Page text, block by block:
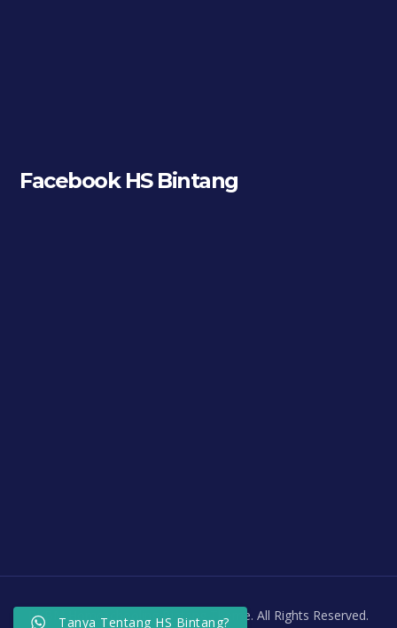
Facebook HS Bintang
PKBM Homeschooling Bintang Theme. All Rights Reserved.
Tanya Tentang HS Bintang?